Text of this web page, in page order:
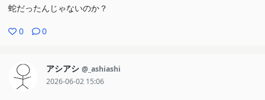
蛇だったんじゃないのか？
0 0
アシアシ @_ashiashi
2026-06-02 15:06